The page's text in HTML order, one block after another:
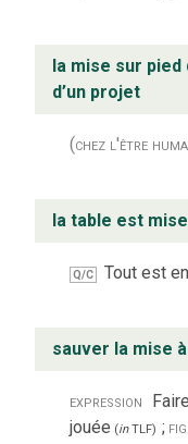
la mise sur pied
d’un projet
(chez l'être
la table est mise
Q/C Tout est
sauver la mise à
expression
jouée (inTLF) ; fig.